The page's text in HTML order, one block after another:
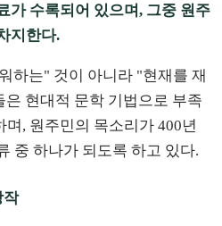
가 수록되어 있으며, 그중 원주
지한다.
하는" 것이 아니라 "현재를 재
현대적 문학 기법으로 부족
, 원주민의 목소리가 400년
중 하나가 되도록 하고 있다.
작